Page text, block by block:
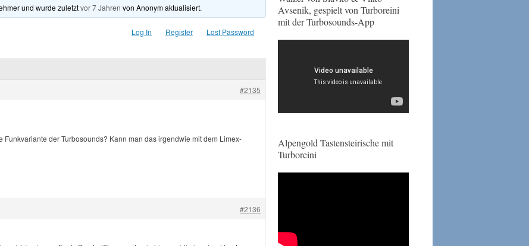
und wurde zuletztvor 7 Jahren vonAnonymaktualisiert.
Log In Register
Lost Password
#2135
Funkvariante der Turbosounds? Kann man das irgendwie mit dem Limex-
#2136
Avsenik, gespielt von Turboreini
mit der Turbosounds-App
Alpengold Tastensteirische mit
Turboreini